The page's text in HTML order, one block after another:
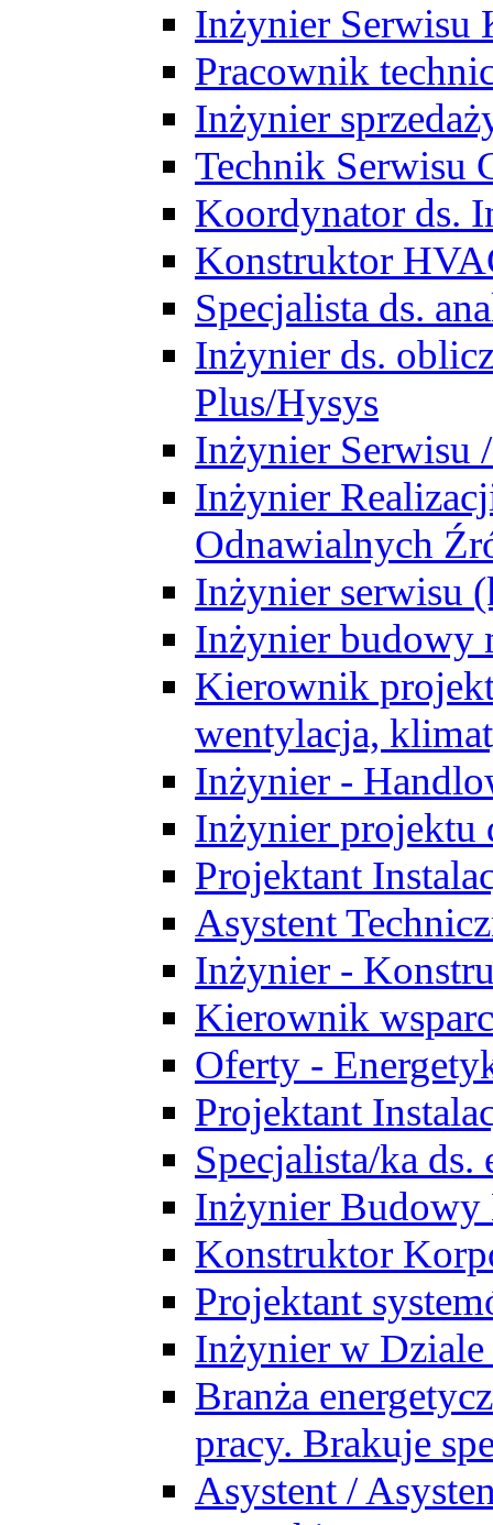
Inżynier Serwisu
Pracownik
Inżynier
Technik Serwisu
Koordynator ds.
Konstruktor
Specjalista ds.
Inżynier ds.
Plus/Hysys
Inżynier Serwisu
Inżynier
Odnawialnych
Inżynier serwisu
Inżynier budowy
Kierownik
wentylacja,
Inżynier -
Inżynier projektu
Projektant
Asystent
Inżynier -
Kierownik
Oferty -
Projektant
Specjalista/ka
Inżynier
Konstruktor
Projektant
Inżynier w
Branża
pracy. Brakuje
Asystent /